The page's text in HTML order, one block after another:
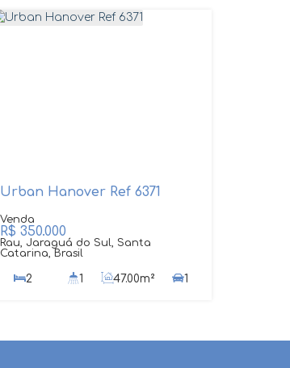
Urban Hanover Ref 6371
R$ 350.000
Rau, Jaraguá do Sul, Santa
Catarina, Brasil
2 1 47.00m² 1